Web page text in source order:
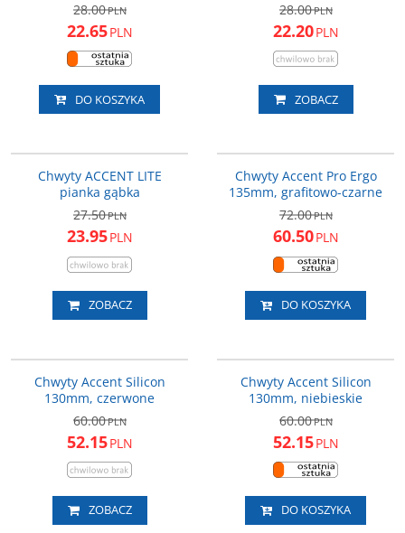
28.00PLN
22.65PLN
DO KOSZYKA
28.00PLN
22.20PLN
ZOBACZ
Chwyty ACCENT LITE
pianka gąbka
27.50PLN
23.95PLN
ZOBACZ
Chwyty Accent Pro Ergo
135mm, grafitowo-czarne
72.00PLN
60.50PLN
DO KOSZYKA
Chwyty Accent Silicon
130mm, czerwone
60.00PLN
52.15PLN
ZOBACZ
Chwyty Accent Silicon
130mm, niebieskie
60.00PLN
52.15PLN
DO KOSZYKA